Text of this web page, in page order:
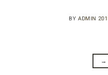
BYADMIN
→